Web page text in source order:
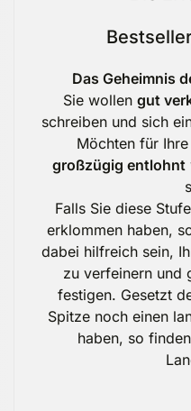
Das Geheimnis
Sie wollen gut
schreiben und sich
Möchten für
großzügig entlohnt
Falls Sie diese
erklommen haben,
dabei hilfreich sein,
zu verfeinern und
festigen. Gesetzt
Spitze noch einen
haben, so